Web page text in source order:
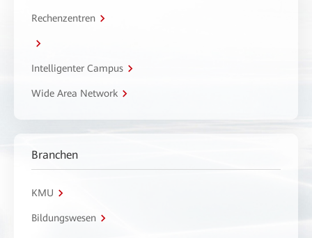
Rechenzentren
Intelligenter Campus
Wide Area Network
Branchen
KMU
Bildungswesen